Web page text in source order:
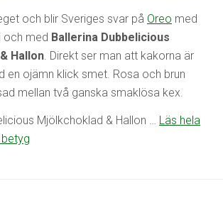
och blir Sveriges svar på Oreo med
och med Ballerina Dubbelicious
Hallon. Direkt ser man att kakorna är
en ojämn klick smet. Rosa och brun
mellan två ganska smaklösa kex.
Mjölkchoklad & Hallon … Läs hela